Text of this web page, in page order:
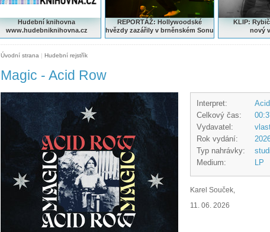
Hudební knihovna
www.hudebniknihovna.cz
REPORTÁŽ: Hollywoodské
hvězdy zazářily v brněnském Sonu
KLIP:
nový
Úvodní strana | Hudební rejstřík
Magic - Acid Row
Interpret:
Celkový čas:
Vydavatel:
Rok vydání:
Typ nahrávky:
Medium:
LP
Karel Souček,
11. 06. 2026